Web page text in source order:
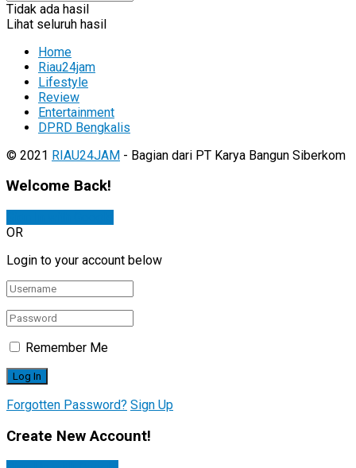
Tidak ada hasil
Lihat seluruh hasil
Home
Riau24jam
Lifestyle
Review
Entertainment
DPRD Bengkalis
© 2021 RIAU24JAM - Bagian dari PT Karya Bangun Siberkom
Welcome Back!
OR
Login to your account below
Remember Me
Forgotten Password? Sign Up
Create New Account!